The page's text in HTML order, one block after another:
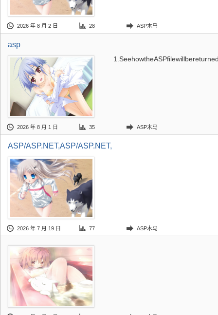
2026 年 8 月 2 日 28 ASP木马
asp
2026 年 8 月 1 日 35 ASP木马
ASP/ASP.NET,ASP/ASP.NET,
2026 年 7 月 19 日 77 ASP木马